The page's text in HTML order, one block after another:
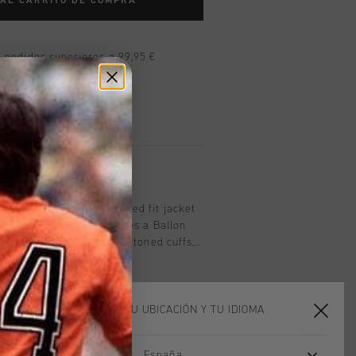
superiores a 99,95 €
el mundo
en 14 días
Jacket in Sand. A relaxed fit jacket
zip. The jacket features a Ballon
It has adjustable buttoned cuffs,
hem , and zipped side pockets.
cotton-like polyester.
ELIGE TU UBICACIÓN Y TU IDIOMA